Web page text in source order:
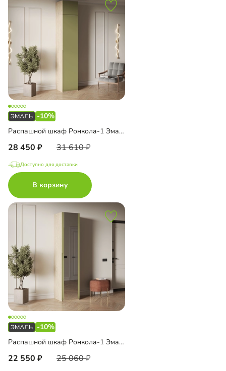
-10%
Распашной шкаф Ронкола-1 Эмаль с антресолью
28 450 31 610
Доступно для доставки
В корзину
-10%
Распашной шкаф Ронкола-1 Эмаль с зеркалом
22 550 25 060